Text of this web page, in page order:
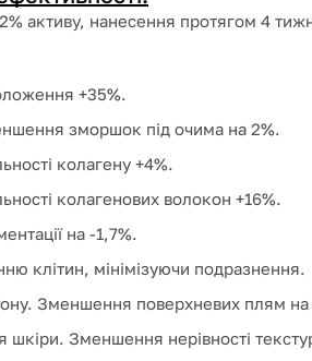
активу, нанесення протягом 4
+35%.
зморшок під очима на 2%.
колагену +4%.
колагенових волокон +16%.
на -1,7%.
клітин, мінімізуючи подразнення.
Зменшення поверхневих плям на
шкіри. Зменшення нерівності